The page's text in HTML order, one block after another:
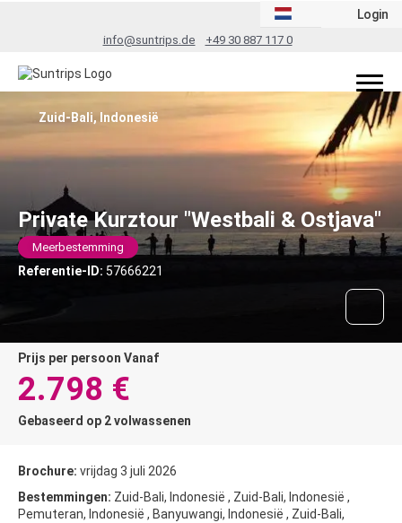
info@suntrips.de +49 30 887 117 0
Login
Private Kurztour "Westbali & Ostjava"
Meerbestemming
Referentie-ID: 57666221
Zuid-Bali, Indonesië
prijs per persoon Vanaf
2.798 €
Gebaseerd op 2 volwassenen
Brochure: vrijdag 3 juli 2026
Bestemmingen: Zuid-Bali, Indonesië , Zuid-Bali, Indonesië ,
Pemuteran, Indonesië , Banyuwangi, Indonesië , Zuid-Bali,